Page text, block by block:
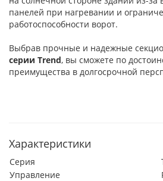
панелей при нагревании и
работоспособности ворот.
Выбрав прочные и надежные
серии Trend, вы сможете по
преимущества в долгосрочной
Характеристики
Серия
Управление